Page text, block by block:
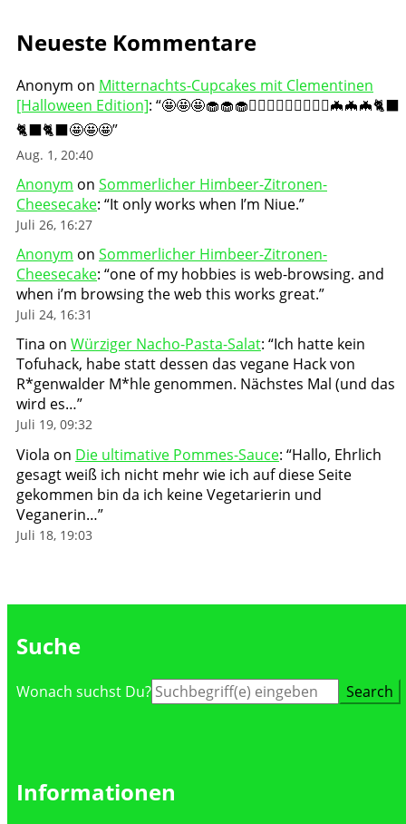
Neueste Kommentare
Anonym on Mitternachts-Cupcakes mit Clementinen
[Halloween Edition]: “🤩🤩🤩🧁🧁🧁🧛🏻‍♀️🧛🏻‍♀️🧛🏻‍♀️🦇🦇🦇🐈‍⬛
🐈‍⬛🐈‍⬛🤩🤩🤩”
Aug. 1, 20:40
Anonym on Sommerlicher Himbeer-Zitronen-
Cheesecake: “It only works when I’m Niue.”
Juli 26, 16:27
Anonym on Sommerlicher Himbeer-Zitronen-
Cheesecake: “one of my hobbies is web-browsing. and
when i’m browsing the web this works great.”
Juli 24, 16:31
Tina on Würziger Nacho-Pasta-Salat: “Ich hatte kein
Tofuhack, habe statt dessen das vegane Hack von
R*genwalder M*hle genommen. Nächstes Mal (und das
wird es…”
Juli 19, 09:32
Viola on Die ultimative Pommes-Sauce: “Hallo, Ehrlich
gesagt weiß ich nicht mehr wie ich auf diese Seite
gekommen bin da ich keine Vegetarierin und
Veganerin…”
Juli 18, 19:03
Suche
Suche
Wonach suchst Du?
Informationen